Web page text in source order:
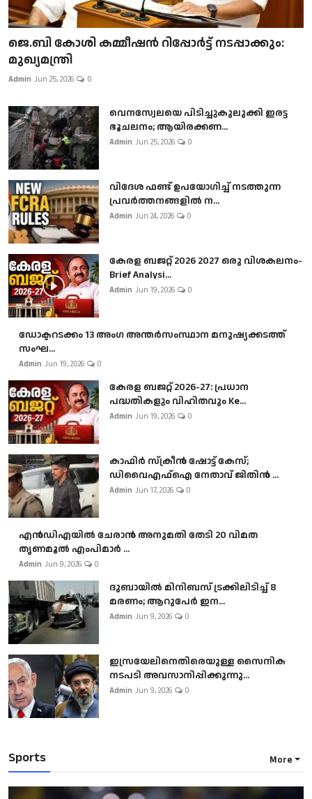
ജെ.ബി കോശി കമ്മീഷൻ റിപ്പോർട്ട് നടപ്പാക്കും:
മുഖ്യമന്ത്രി
Admin Jun 25, 2026 0
വെനസ്വേലയെ പിടിച്ചുകുലുക്കി ഇരട്ട
ഭൂചലനം; ആയിരക്കണ...
Admin Jun 25, 2026 0
വിദേശ ഫണ്ട് ഉപയോഗിച്ച് നടത്തുന്ന
പ്രവർത്തനങ്ങളിൽ ന...
Admin Jun 24, 2026 0
കേരള ബജറ്റ് 2026 2027 ഒരു വിശകലനം-
Brief Analysi...
Admin Jun 19, 2026 0
ഡോക്ടറടക്കം 13 അംഗ അന്തർസംസ്ഥാന മനുഷ്യക്കടത്ത്
സംഘ...
Admin Jun 19, 2026 0
കേരള ബജറ്റ് 2026-27: പ്രധാന
പദ്ധതികളും വിഹിതവും Ke...
Admin Jun 19, 2026 0
കാഫിർ സ്‌ക്രീൻ ഷോട്ട് കേസ്;
ഡിവൈഎഫ്ഐ നേതാവ് ജിതിൻ ...
Admin Jun 17, 2026 0
എൻഡിഎയിൽ ചേരാൻ അനുമതി തേടി 20 വിമത
തൃണമൂൽ എംപിമാർ ...
Admin Jun 9, 2026 0
ദുബായിൽ മിനിബസ്​ ട്രക്കിലിടിച്ച് 8
മരണം; ആറുപേർ ഇന...
Admin Jun 9, 2026 0
ഇസ്രയേലിനെതിരെയുള്ള സൈനിക
നടപടി അവസാനിപ്പിക്കുന്നു...
Admin Jun 9, 2026 0
Sports More